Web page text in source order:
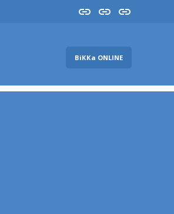
InstaYouTube
FB
ВіККа ONLINE